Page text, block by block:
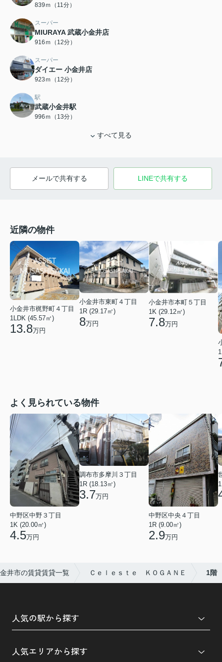
839ｍ（11分）
スーパー
MIURAYA 武蔵小金井店
916ｍ（12分）
スーパー
ダイエー 小金井店
923ｍ（12分）
駅
武蔵小金井駅
996ｍ（13分）
すべて見る
メールで共有する LINEで共有する
近隣の物件
小金井市梶野町４丁目
1LDK (45.57㎡)
13.8万円
小金井市東町４丁目
1R (29.17㎡)
8万円
小金井市本町５丁目
1K (29.12㎡)
7.8万円
よく見られている物件
中野区中野３丁目
1K (20.00㎡)
4.5万円
調布市多摩川３丁目
1R (18.13㎡)
3.7万円
中野区中央４丁目
1R (9.00㎡)
2.9万円
井市の賃貸賃貸一覧 Ｃｅｌｅｓｔｅ ＫＯＧＡＮＥ 1階
人気の駅から探す
人気エリアから探す